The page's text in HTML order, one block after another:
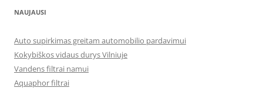
NAUJAUSI
Auto supirkimas greitam automobilio pardavimui
Kokybiškos vidaus durys Vilniuje
Vandens filtrai namui
Aquaphor filtrai